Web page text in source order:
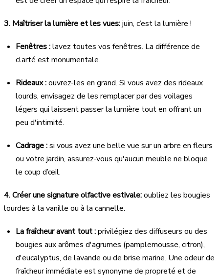
3. Maîtriser la lumière et les vues:juin, c’est la lumière !
Fenêtres :lavez toutes vos fenêtres. La différence de
clarté est monumentale.
Rideaux :ouvrez-les en grand. Si vous avez des rideaux
lourds, envisagez de les remplacer par des voilages
légers qui laissent passer la lumière tout en offrant un
peu d'intimité.
Cadrage :si vous avez une belle vue sur un arbre en fleurs
ou votre jardin, assurez-vous qu'aucun meuble ne bloque
le coup d’œil.
4. Créer une signature olfactive estivale:oubliez les bougies
lourdes à la vanille ou à la cannelle.
La fraîcheur avant tout :privilégiez des diffuseurs ou des
bougies aux arômes d'agrumes (pamplemousse, citron),
d'eucalyptus, de lavande ou de brise marine. Une odeur de
fraîcheur immédiate est synonyme de propreté et de